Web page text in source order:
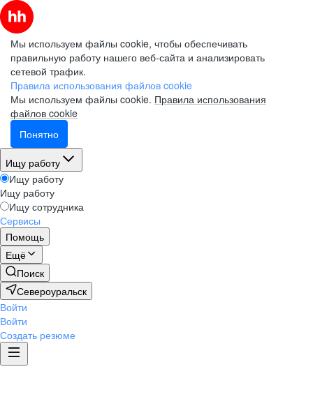
Мы используем файлы cookie, чтобы обеспечивать
правильную работу нашего веб-сайта и анализировать
сетевой трафик.
Правила использования файлов cookie
Мы используем файлы cookie. Правила использования
файлов cookie
Понятно
Ищу работу
Ищу работу
Ищу работу
Ищу сотрудника
Сервисы
Помощь
Ещё
Поиск
Североуральск
Войти
Войти
Создать резюме